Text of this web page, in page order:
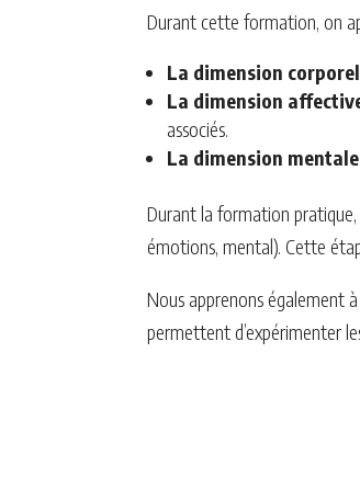
Durant cette formation, on
La dimension
La dimension
associés.
La dimension mentale
Durant la formation
émotions, mental). Cette
Nous apprenons également
permettent d’expérimenter